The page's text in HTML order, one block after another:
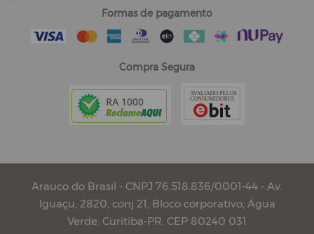
Formas de pagamento
Compra Segura
Arauco do Brasil - CNPJ 76.518.836/0001-44 - Av.
Iguaçu, 2820, conj 21, Bloco corporativo, Água
Verde. Curitiba-PR. CEP 80240 031